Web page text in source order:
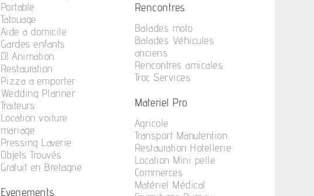
Portable
Tatouage
Aide a domicile
Gardes enfants
DJ Animation
Restauration
Pizza a emporter
Wedding Planner
Traiteurs
Location voiture
mariage
Pressing Laverie
Objets Trouvés
Gratuit en Bretagne
Evenements
Rencontres
Balades moto
Balades Véhicules
anciens
Rencontres amicales
Troc Services
Materiel Pro
Agricole
Transport Manutention
Restauration Hotellerie
Location Mini pelle
Commerces
Matériel Médical